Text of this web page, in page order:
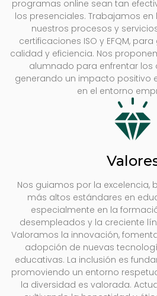
programas online sean tan
los presenciales. Trabajamos
nuestros procesos y
certificaciones ISO y EFQM,
calidad y eficiencia. Nos
alumnado para enfrentar los
generando un impacto positivo
en el entorno
Nos guiamos por la excelencia,
más altos estándares en
especialmente en la
desempleados y la creciente
Valoramos la innovación,
adopción de nuevas
educativas. La inclusión es
promoviendo un entorno
la diversidad es valorada.